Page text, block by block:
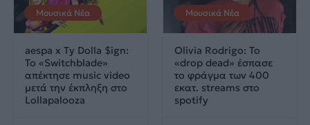
Μουσικά Νέα
aespa x Ty Dolla $ign:
Το «Switchblade»
απέκτησε music video
μετά την έκπληξη στο
Lollapalooza
Μουσικά Νέα
Olivia Rodrigo: To
«drop dead» έσπασε
το φράγμα των 400
εκατ. streams στο
spotify